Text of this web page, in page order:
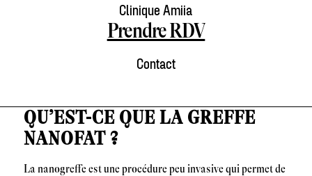
Clinique Amiia
Prendre RDV
Contact
QU’EST-CE QUE LA GREFFE
NANOFAT ?
La nanogreffe est une procédure peu invasive qui permet de